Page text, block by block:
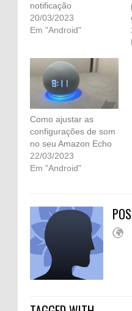
notificação
20/03/2023
Em "Android"
Como ajustar as
configurações de som
no seu Amazon Echo
22/03/2023
Em "Android"